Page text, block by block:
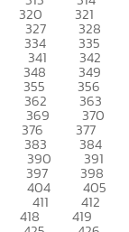
320 321
327 328
334 335
341 342
348 349
355 356
362 363
369 370
376 377
383 384
390 391
397 398
404 405
411 412
418 419